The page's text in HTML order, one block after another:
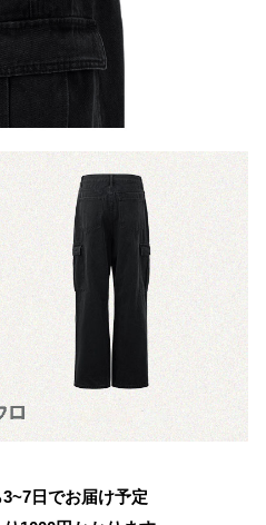
日でお届け予定